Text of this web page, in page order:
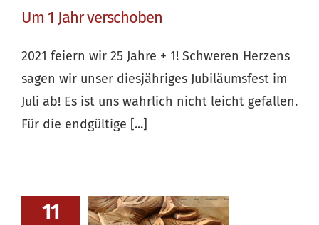
Um 1 Jahr verschoben
2021 feiern wir 25 Jahre + 1! Schweren Herzens
sagen wir unser diesjähriges Jubiläumsfest im
Juli ab! Es ist uns wahrlich nicht leicht gefallen.
Für die endgültige [...]
11